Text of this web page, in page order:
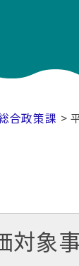
合政策課 >
対象